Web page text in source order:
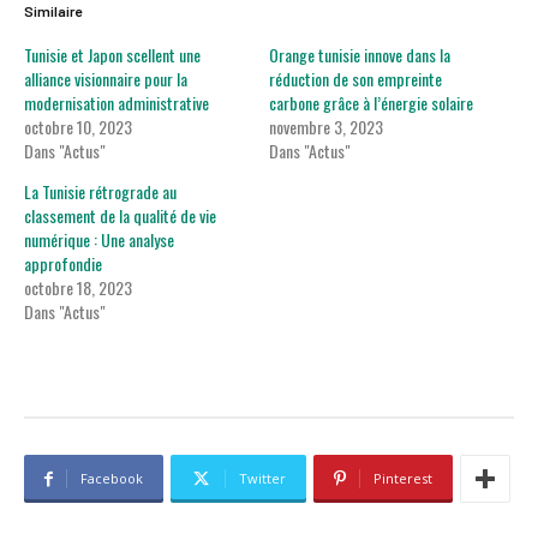
Similaire
Tunisie et Japon scellent une
alliance visionnaire pour la
modernisation administrative
octobre 10, 2023
Dans "Actus"
Orange tunisie innove dans la
réduction de son empreinte
carbone grâce à l’énergie solaire
novembre 3, 2023
Dans "Actus"
La Tunisie rétrograde au
classement de la qualité de vie
numérique : Une analyse
approfondie
octobre 18, 2023
Dans "Actus"
Facebook Twitter Pinterest